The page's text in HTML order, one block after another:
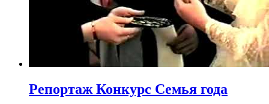
Репортаж Конкурс Семья года